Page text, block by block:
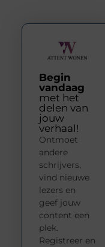
Begin
vandaag
met het
delen van
jouw
verhaal!
Ontmoet
andere
schrijvers,
vind nieuwe
lezers en
geef jouw
content een
plek.
Registreer en